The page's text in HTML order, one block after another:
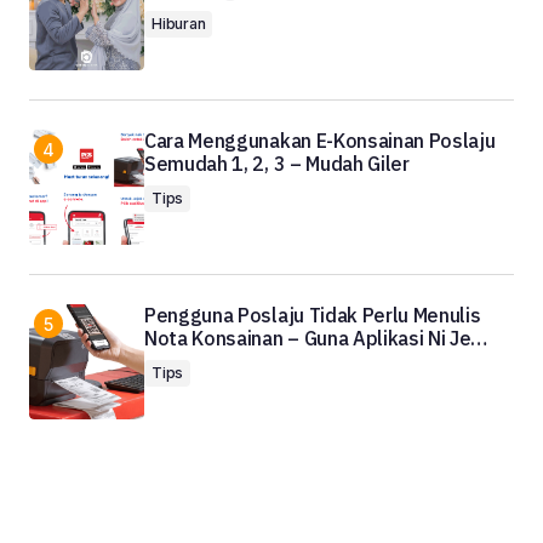
Hiburan
Cara Menggunakan E-Konsainan Poslaju
Semudah 1, 2, 3 – Mudah Giler
Tips
Pengguna Poslaju Tidak Perlu Menulis
Nota Konsainan – Guna Aplikasi Ni Je…
Tips